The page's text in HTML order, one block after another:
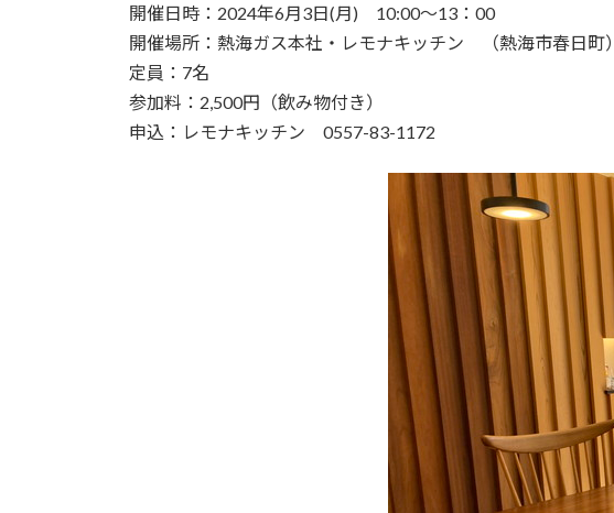
開催日時：2024年6月3日(月) 10:00～13：00
開催場所：熱海ガス本社・レモナキッチン （熱海市春日町）
定員：7名
参加料：2,500円（飲み物付き）
申込：レモナキッチン 0557-83-1172